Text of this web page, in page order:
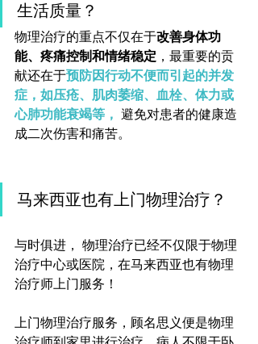
生活质量？
物理治疗的重点不仅在于改善身体功
能、疼痛控制和情绪稳定 ，最重要的贡
献还在于预防因行动不便而引起的并发
症，如压疮、肌肉萎缩、血栓、体力或
心肺功能衰竭等， 避免对患者的健康造
成二次伤害和痛苦。
马来西亚也有上门物理治疗？
与时俱进， 物理治疗已经不仅限于物理
治疗中心或医院，在马来西亚也有物理
治疗师上门服务！
上门物理治疗服务，顾名思义便是物理